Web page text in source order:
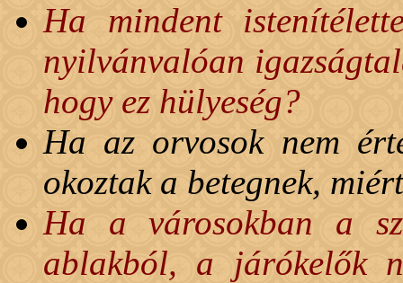
Ha mindent
nyilvánvalóan
hogy ez hülyeség?
Ha az orvosok nem
okoztak a betegnek,
Ha a városokban a
ablakból, a járókelők